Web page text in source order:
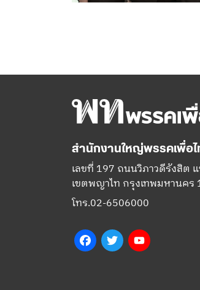
สำนักงานใหญ่พรรคเพื่อไ
เลขที่ 197 ถนนวิภาวดีรังสิต
เขตพญาไท กรุงเทพมหานคร
โทร.02-6506000
FacebookTwitter